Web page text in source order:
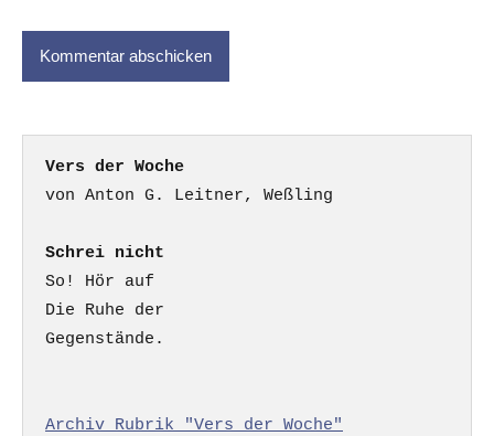
Vers der Woche
Schrei nicht
So! Hör auf
Die Ruhe der
Gegenstände.
Archiv Rubrik "Vers der Woche"